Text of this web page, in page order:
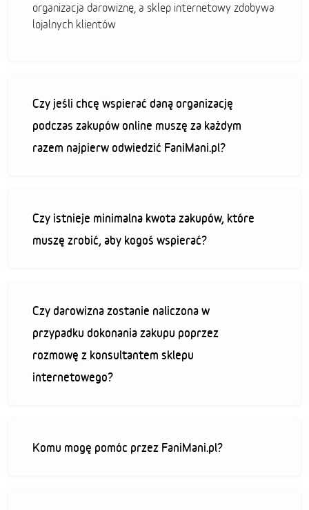
organizacja darowiznę, a sklep internetowy zdobywa
lojalnych klientów
Czy jeśli chcę wspierać daną organizację
podczas zakupów online muszę za każdym
razem najpierw odwiedzić FaniMani.pl?
Czy istnieje minimalna kwota zakupów, które
muszę zrobić, aby kogoś wspierać?
Czy darowizna zostanie naliczona w
przypadku dokonania zakupu poprzez
rozmowę z konsultantem sklepu
internetowego?
Komu mogę pomóc przez FaniMani.pl?